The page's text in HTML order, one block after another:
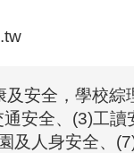
安全，學校綜
安全、(3)工讀
及人身安全、